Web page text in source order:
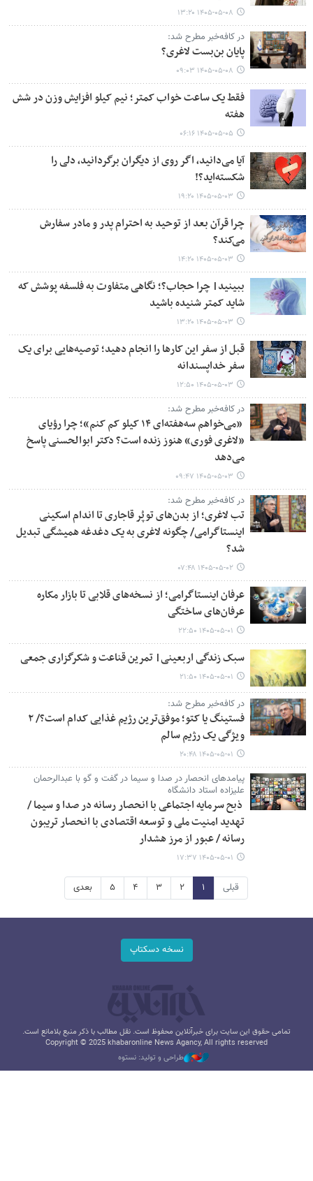
۱۴۰۵-۰۵-۰۸ ۱۳:۲۰
در کافه‌خبر مطرح شد:
پایان بن‌بست لاغری؟
۱۴۰۵-۰۵-۰۸ ۰۹:۰۳
فقط یک ساعت خواب کمتر؛ نیم کیلو افزایش وزن در شش
هفته
۱۴۰۵-۰۵-۰۵ ۰۶:۱۶
آیا می‌دانید، اگر روی از دیگران برگردانید، دلی را
شکسته‌اید؟!
۱۴۰۵-۰۵-۰۳ ۱۹:۲۰
چرا قرآن بعد از توحید به احترام پدر و مادر سفارش
می‌کند؟
۱۴۰۵-۰۵-۰۳ ۱۴:۲۰
ببینید| چرا حجاب؟؛ نگاهی متفاوت به فلسفه پوشش که
شاید کمتر شنیده باشید
۱۴۰۵-۰۵-۰۳ ۱۳:۲۰
قبل از سفر این کارها را انجام دهید؛ توصیه‌هایی برای یک
سفر خداپسندانه
۱۴۰۵-۰۵-۰۳ ۱۲:۵۰
در کافه‌خبر مطرح شد:
«می‌خواهم سه‌هفته‌ای ۱۴ کیلو کم کنم»؛ چرا رؤیای
«لاغری فوری» هنوز زنده است؟ دکتر ابوالحسنی پاسخ
می‌دهد
۱۴۰۵-۰۵-۰۳ ۰۹:۴۷
در کافه‌خبر مطرح شد:
تب لاغری؛ از بدن‌های توپُر قاجاری تا اندام اسکینی
اینستاگرامی/ چگونه لاغری به یک دغدغه همیشگی تبدیل
شد؟
۱۴۰۵-۰۵-۰۲ ۰۷:۴۸
عرفان اینستاگرامی؛ از نسخه‌های قلابی تا بازار مکاره
عرفان‌های ساختگی
۱۴۰۵-۰۵-۰۱ ۲۲:۵۰
سبک زندگی اربعینی| تمرین قناعت و شکرگزاری جمعی
۱۴۰۵-۰۵-۰۱ ۲۱:۵۰
در کافه‌خبر مطرح شد:
فستینگ یا کتو؛ موفق‌ترین رژیم غذایی کدام است؟/ ۲
ویژگی یک رژیم سالم
۱۴۰۵-۰۵-۰۱ ۲۰:۴۸
پیامدهای انحصار در صدا و سیما در گفت و گو با عبدالرحمان
علیزاده استاد دانشگاه
ذبح سرمایه اجتماعی با انحصار رسانه در صدا و سیما /
تهدید امنیت ملی و توسعه اقتصادی با انحصار تریبون
رسانه / عبور از مرز هشدار
۱۴۰۵-۰۵-۰۱ ۱۷:۳۷
قبلی ۱ ۲ ۳ ۴ ۵ بعدی
نسخه دسکتاپ
تمامی حقوق این سایت برای خبرآنلاین محفوظ است. نقل مطالب با ذکر منبع بلامانع است.
Copyright © 2025 khabaronline News Agancy, All rights reserved
طراحی و تولید: نستوه